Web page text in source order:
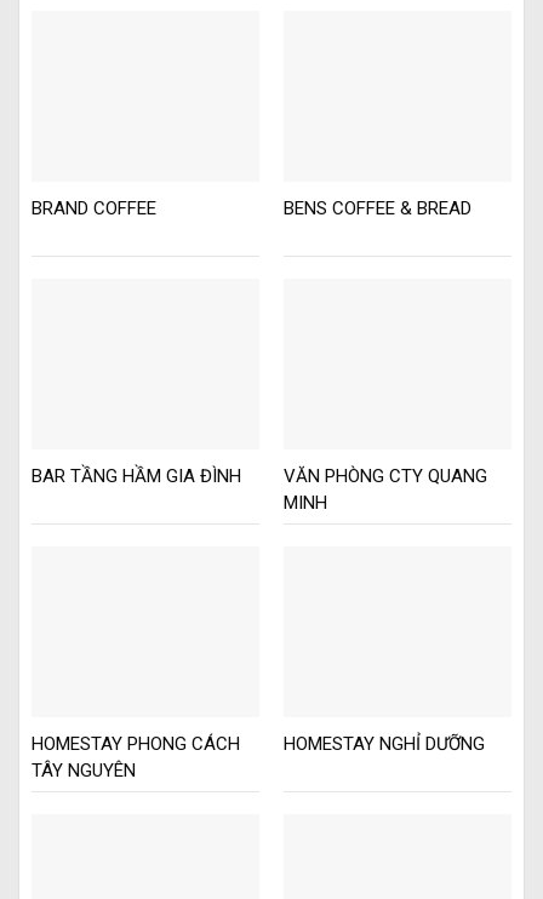
BRAND COFFEE BENS COFFEE & BREAD
BAR TẦNG HẦM GIA ĐÌNH
VĂN PHÒNG CTY QUANG
MINH
HOMESTAY PHONG CÁCH
TÂY NGUYÊN
HOMESTAY NGHỈ DƯỠNG